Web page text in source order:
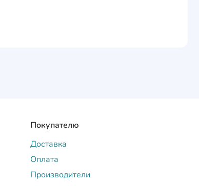
Покупателю
Доставка
Оплата
Производители